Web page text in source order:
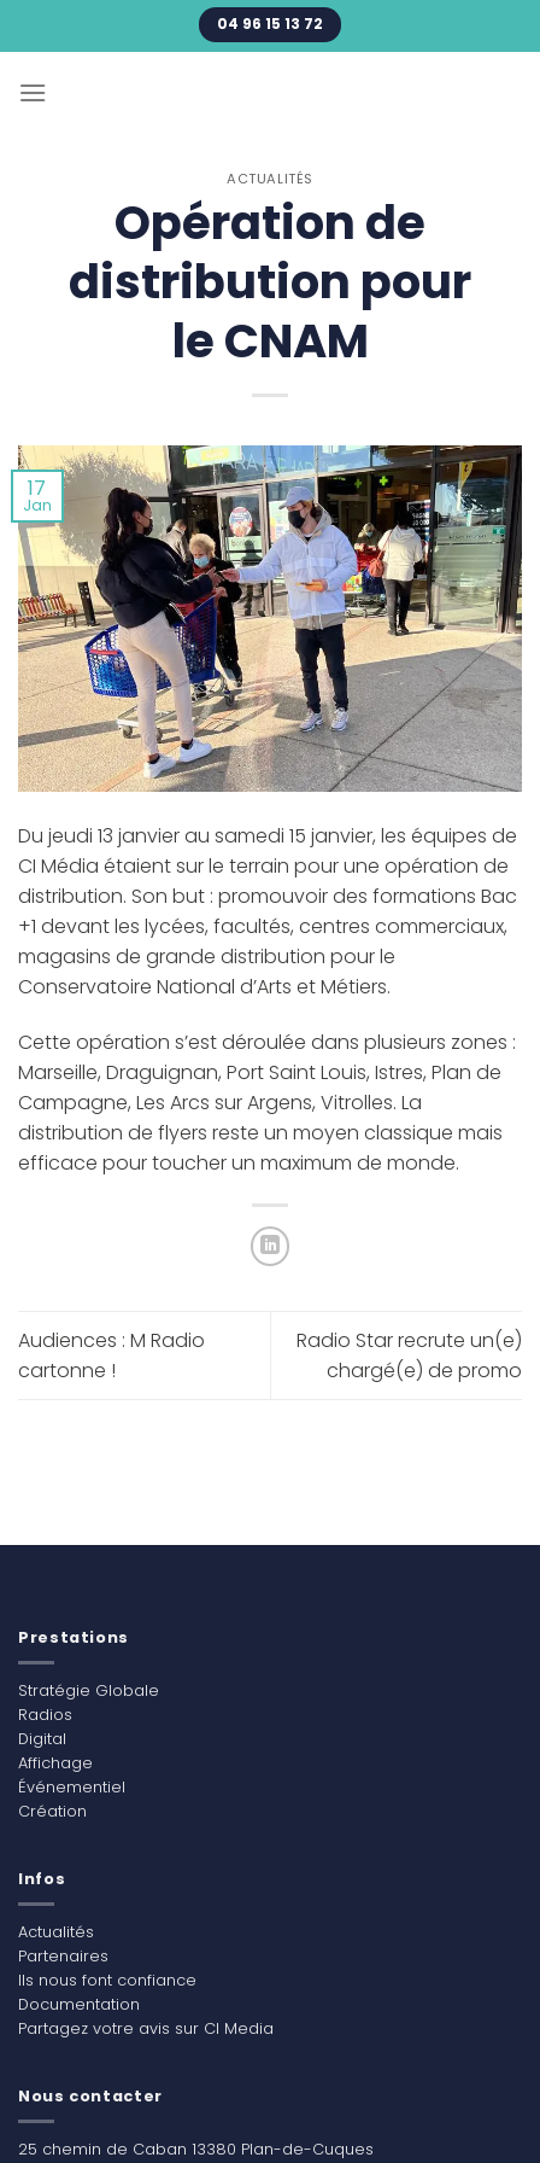
au
04 96 15 13 72
ACTUALITÉS
Opération de
distribution pour
le CNAM
17
Jan
Du jeudi 13 janvier au samedi 15 janvier, les équipes de
CI Média étaient sur le terrain pour une opération de
distribution. Son but : promouvoir des formations Bac
+1 devant les lycées, facultés, centres commerciaux,
magasins de grande distribution pour le
Conservatoire National d’Arts et Métiers.
Cette opération s’est déroulée dans plusieurs zones :
Marseille, Draguignan, Port Saint Louis, Istres, Plan de
Campagne, Les Arcs sur Argens, Vitrolles. La
distribution de flyers reste un moyen classique mais
efficace pour toucher un maximum de monde.
Audiences : M Radio
cartonne !
Radio Star recrute un(e)
chargé(e) de promo
Prestations
Stratégie Globale
Radios
Digital
Affichage
Événementiel
Création
Infos
Actualités
Partenaires
Ils nous font confiance
Documentation
Partagez votre avis sur CI Media
Nous contacter
25 chemin de Caban 13380 Plan-de-Cuques